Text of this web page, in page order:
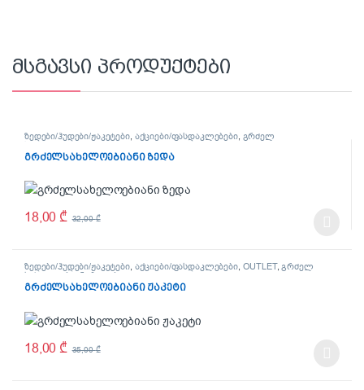
მსგავსი პროდუქტები
ზედები/ჰუდები/ჟაკეტები, აქციები/ფასდაკლებები, გრძელ
სახელოებიანი ზედები
გრძელსახელოებიანი ზედა
18,00₾ 32,00₾
ზედები/ჰუდები/ჟაკეტები, აქციები/ფასდაკლებები, OUTLET,გრძელ
სახელოებიანი ზედები
გრძელსახელოებიანი ჟაკეტი
18,00₾ 35,00₾